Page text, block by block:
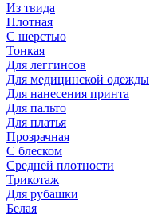
Из твида
Плотная
С шерстью
Тонкая
Для леггинсов
Для медицинской одежды
Для нанесения принта
Для пальто
Для платья
Прозрачная
С блеском
Средней плотности
Трикотаж
Для рубашки
Белая